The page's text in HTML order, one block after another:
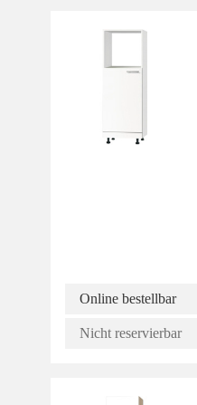
Online bestellbar
Nicht reservierbar